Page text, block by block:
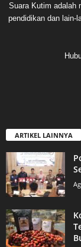
Suara Kutim adalah
pendidikan dan lain-
ARTIKEL LAINNYA